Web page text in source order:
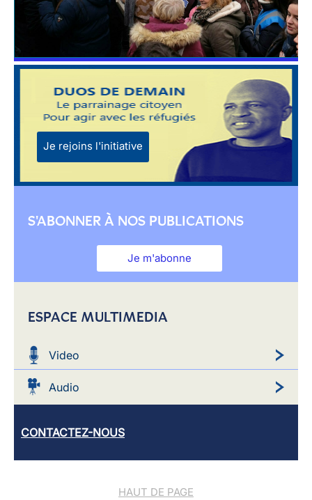
Je rejoins l'initiative
S'ABONNER À NOS PUBLICATIONS
Je m'abonne
ESPACE MULTIMEDIA
Video
Audio
CONTACTEZ-NOUS
HAUT DE PAGE